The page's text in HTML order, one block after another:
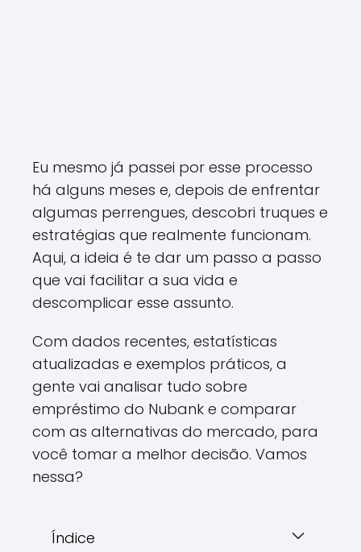
Eu mesmo já passei por esse processo
há alguns meses e, depois de enfrentar
algumas perrengues, descobri truques e
estratégias que realmente funcionam.
Aqui, a ideia é te dar um passo a passo
que vai facilitar a sua vida e
descomplicar esse assunto.
Com dados recentes, estatísticas
atualizadas e exemplos práticos, a
gente vai analisar tudo sobre
empréstimo do Nubank e comparar
com as alternativas do mercado, para
você tomar a melhor decisão. Vamos
nessa?
Índice